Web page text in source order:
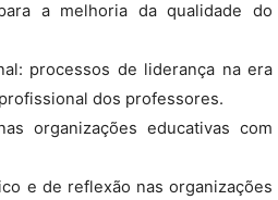
a melhoria da qualidade do
processos de liderança na era
dos professores.
organizações educativas com
e de reflexão nas organizações